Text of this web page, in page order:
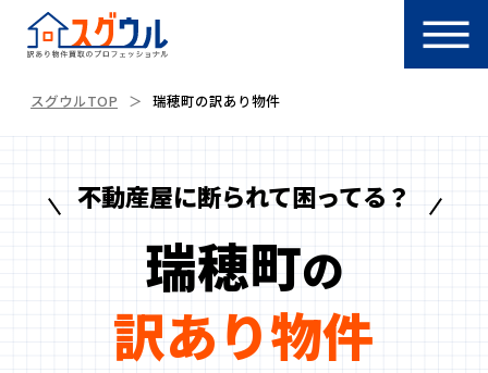
スグウルTOP 瑞穂町の訳あり物件
不動産屋に断られて困ってる？
瑞穂町の
訳あり物件